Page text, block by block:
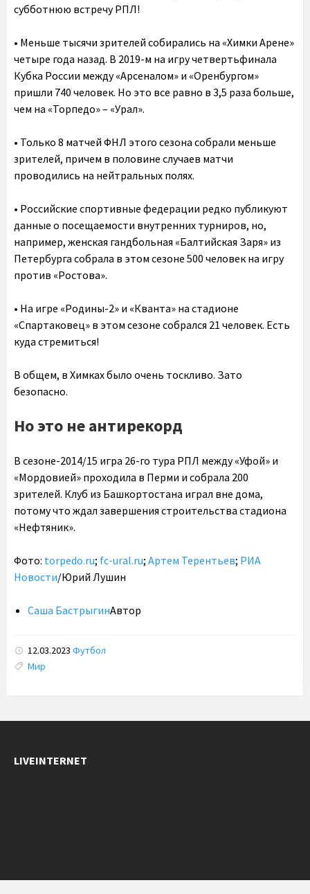
субботнюю встречу РПЛ!
•‎ Меньше тысячи зрителей собирались на «Химки Арене»
четыре года назад. В 2019-м на игру четвертьфинала
Кубка России между «Арсеналом» и «Оренбургом»
пришли 740 человек. Но это все равно в 3,5 раза больше,
чем на «Торпедо» – «Урал».
•‎ Только 8 матчей ФНЛ этого сезона собрали меньше
зрителей, причем в половине случаев матчи
проводились на нейтральных полях.
•‎ Российские спортивные федерации редко публикуют
данные о посещаемости внутренних турниров, но,
например, женская гандбольная «Балтийская Заря» из
Петербурга собрала в этом сезоне 500 человек на игру
против «Ростова».
•‎ На игре «Родины-2» и «Кванта» на стадионе
«Спартаковец» в этом сезоне собрался 21 человек. Есть
куда стремиться!
В общем, в Химках было очень тоскливо. Зато
безопасно.
Но это не антирекорд
В сезоне-2014/15 игра 26-го тура РПЛ между «Уфой» и
«Мордовией» проходила в Перми и собрала 200
зрителей. Клуб из Башкортостана играл вне дома,
потому что ждал завершения строительства стадиона
«Нефтяник».
Фото: torpedo.ru; fc-ural.ru; Артем Терентьев; РИА
Новости/Юрий Лушин
Саша БастрыгинАвтор
12.03.2023 Футбол
Tags:
Мир
LIVEINTERNET